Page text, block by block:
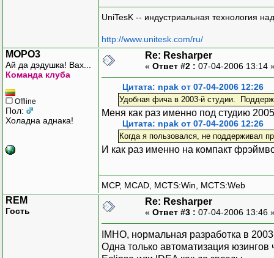
UniTesK -- индустриальная технология
http://www.unitesk.com/ru/
MOPO3
Ай да дэдушка! Вах...
Команда клуба
Offline
Пол:
Холадна аднака!
Re: Resharper
« Ответ #2 : 07-04-2006 13:14
Цитата: npak от 07-04-2006 12:26
Удобная фича в 2003-й студии.
Меня как раз именно под студию
Цитата: npak от 07-04-2006 12:26
Когда я пользовался, не поддерживал
И как раз именно на компакт
MCP, MCAD, MCTS:Win, MCTS:Web
REM
Гость
Re: Resharper
« Ответ #3 : 07-04-2006 13:46
IMHO, нормальная разработка в
Одна только автоматизация юзингов